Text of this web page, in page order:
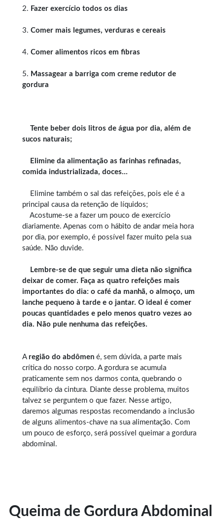
2. Fazer exercício todos os dias
3. Comer mais legumes, verduras e cereais
4. Comer alimentos ricos em fibras
5. Massagear a barriga com creme redutor de
gordura
Tente beber dois litros de água por dia, além de
sucos naturais;
Elimine da alimentação as farinhas refinadas,
comida industrializada, doces…
Elimine também o sal das refeições, pois ele é a
principal causa da retenção de líquidos;
Acostume-se a fazer um pouco de exercício
diariamente. Apenas com o hábito de andar meia hora
por dia, por exemplo, é possível fazer muito pela sua
saúde. Não duvide.
Lembre-se de que seguir uma dieta não significa
deixar de comer. Faça as quatro refeições mais
importantes do dia: o café da manhã, o almoço, um
lanche pequeno à tarde e o jantar. O ideal é comer
poucas quantidades e pelo menos quatro vezes ao
dia. Não pule nenhuma das refeições.
A região do abdômen é, sem dúvida, a parte mais
crítica do nosso corpo. A gordura se acumula
praticamente sem nos darmos conta, quebrando o
equilíbrio da cintura. Diante desse problema, muitos
talvez se perguntem o que fazer. Nesse artigo,
daremos algumas respostas recomendando a inclusão
de alguns alimentos-chave na sua alimentação. Com
um pouco de esforço, será possível queimar a gordura
abdominal.
Queima de Gordura Abdominal